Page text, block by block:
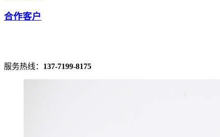
合作客户
服务热线： 137-7199-8175